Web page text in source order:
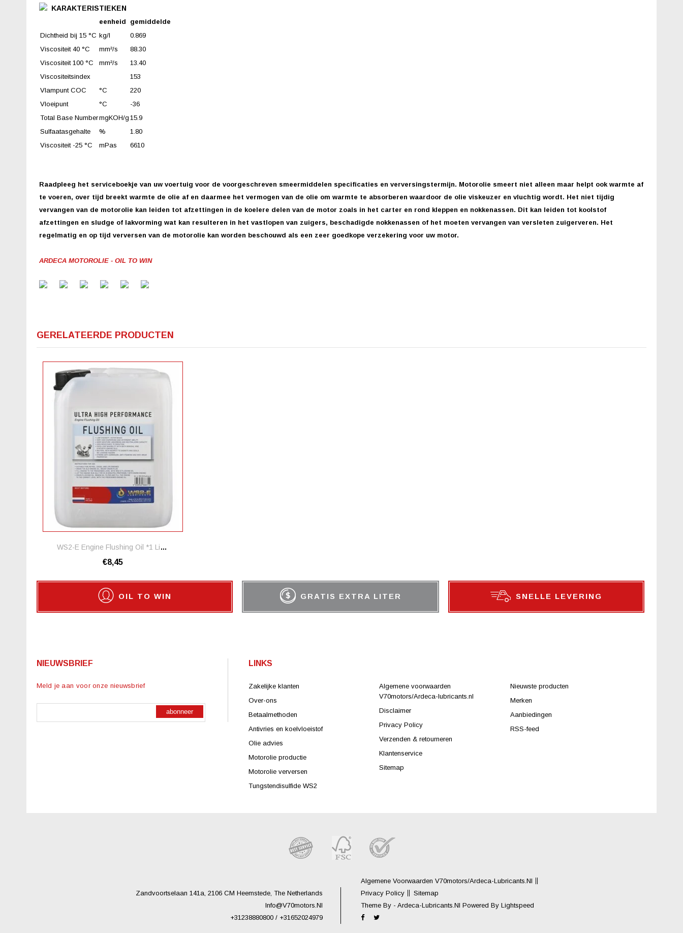
KARAKTERISTIEKEN
eenheid
gemiddelde
Dichtheid bij 15 °C kg/l
0.869
Viscositeit 40 °C
mm²/s
88.30
Viscositeit 100 °C
mm²/s
13.40
Viscositeitsindex
153
Vlampunt COC
°C
220
Vloeipunt
°C
-36
Total Base NumbermgKOH/g 15.9
Sulfaatasgehalte
%
1.80
Viscositeit -25 °C
mPas 6610
Raadpleeg het serviceboekje van uw voertuig voor de voorgeschreven smeermiddelen specificaties en verversingstermijn. Motorolie smeert niet alleen maar helpt ook warmte af
te voeren, over tijd breekt warmte de olie af en daarmee het vermogen van de olie om warmte te absorberen waardoor de olie viskeuzer en vluchtig wordt. Het niet tijdig
vervangen van de motorolie kan leiden tot afzettingen in de koelere delen van de motor zoals in het carter en rond kleppen en nokkenassen. Dit kan leiden tot koolstof
afzettingen en sludge of lakvorming wat kan resulteren in het vastlopen van zuigers, beschadigde nokkenassen of het moeten vervangen van versleten zuigerveren. Het
regelmatig en op tijd verversen van de motorolie kan worden beschouwd als een zeer goedkope verzekering voor uw motor.
ARDECA MOTOROLIE - OIL TO WIN
GERELATEERDE PRODUCTEN
WS2-E Engine Flushing Oil *1 Liter
€8,45
OIL TO WIN GRATIS EXTRA LITER SNELLE LEVERING
NIEUWSBRIEF
Meld je aan voor onze nieuwsbrief
abonneer
LINKS
Zakelijke klanten
Over-ons
Betaalmethoden
Antivries en koelvloeistof
Olie advies
Motorolie productie
Motorolie verversen
Tungstendisulfide WS2
Algemene voorwaarden
V70motors/Ardeca-lubricants.nl
Disclaimer
Privacy Policy
Verzenden & retourneren
Klantenservice
Sitemap
Nieuwste producten
Merken
Aanbiedingen
RSS-feed
Zandvoortselaan 141a, 2106 CM Heemstede, The Netherlands
Info@V70motors.nl
+31238880800 / +31652024979
Algemene Voorwaarden V70motors/Ardeca-Lubricants.nl
Privacy Policy
Sitemap
Theme By - Ardeca-Lubricants.nl Powered By Lightspeed